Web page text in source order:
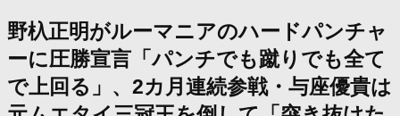
野杁正明がルーマニアのハードパンチャ
ーに圧勝宣言「パンチでも蹴りでも全て
で上回る」、2カ月連続参戦・与座優貴は